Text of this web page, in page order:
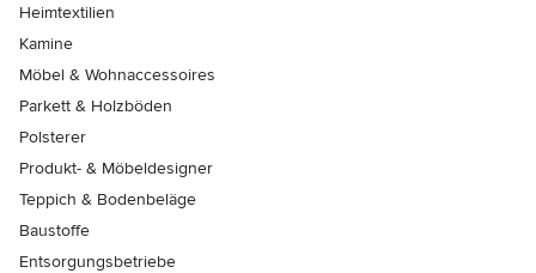
Heimtextilien
Kamine
Möbel & Wohnaccessoires
Parkett & Holzböden
Polsterer
Produkt- & Möbeldesigner
Teppich & Bodenbeläge
Baustoffe
Entsorgungsbetriebe